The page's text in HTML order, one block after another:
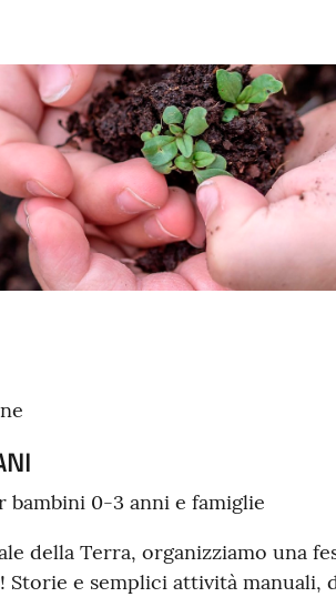
0-3 anni e famiglie
della Terra, organizziamo una
e semplici attività manuali,